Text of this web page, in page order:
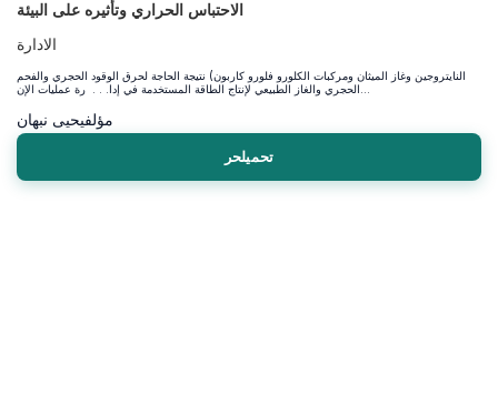
الاحتباس الحراري وتأثيره على البيئة
الادارة
النايتروجين وغاز الميثان ومركبات الكلورو فلورو كاربون) نتيجة الحاجة لحرق الوقود الحجري والفحم
مؤلفيحيى نبهان
تحميلحر